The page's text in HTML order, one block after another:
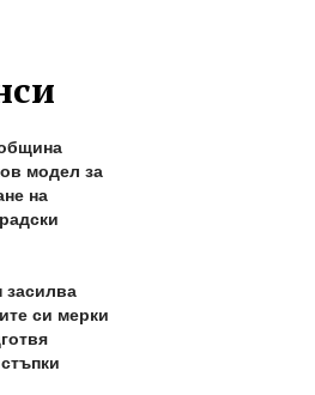
модел за
на
засилва
си мерки